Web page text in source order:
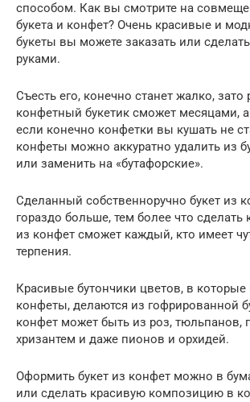
способом. Как вы смотрите на
букета и конфет? Очень красивые и
букеты вы можете заказать или
руками.
Съесть его, конечно станет жалко, зато
конфетный букетик сможет месяцами,
если конечно конфетки вы кушать не
конфеты можно аккуратно удалить из
или заменить на «бутафорские».
Сделанный собственноручно букет из
гораздо больше, тем более что сделать
из конфет сможет каждый, кто имеет
терпения.
Красивые бутончики цветов, в которые
конфеты, делаются из гофрированной
конфет может быть из роз, тюльпанов,
хризантем и даже пионов и орхидей.
Оформить букет из конфет можно в
или сделать красивую композицию в